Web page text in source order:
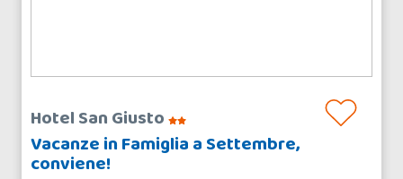
Hotel San Giusto
Vacanze in Famiglia a Settembre,
conviene!